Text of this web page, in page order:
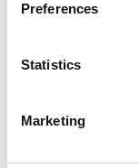
Preferences
Statistics
Marketing
Džem malina
1,72 € s DPH